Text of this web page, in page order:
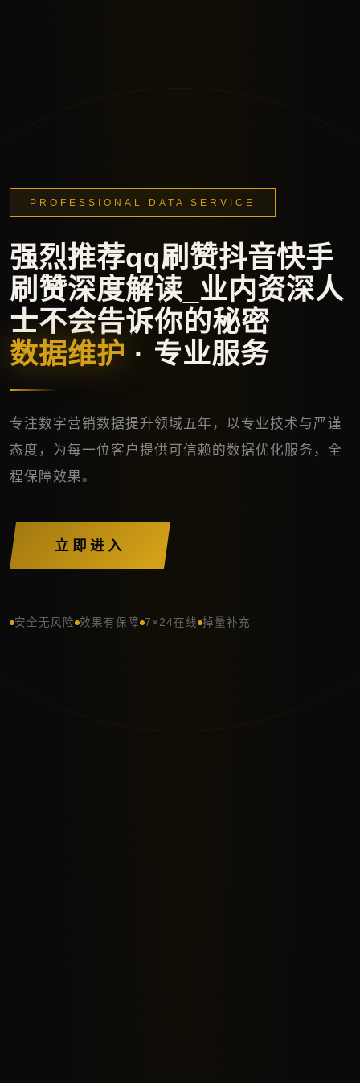
PROFESSIONAL DATA SERVICE
强烈推荐qq刷赞抖音快手
刷赞深度解读_业内资深人
士不会告诉你的秘密
数据维护 · 专业服务
专注数字营销数据提升领域五年，以专业技术与严谨
态度，为每一位客户提供可信赖的数据优化服务，全
程保障效果。
立即进入
安全无风险 效果有保障 7×24在线 掉量补充